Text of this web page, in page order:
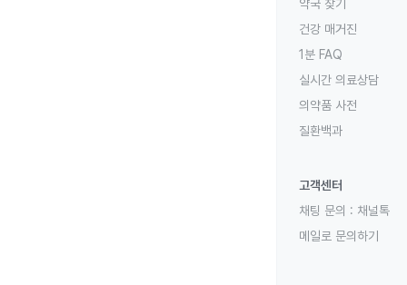
약국 찾기
건강 매거진
1분 FAQ
실시간 의료상담
의약품 사전
질환백과
고객센터
채팅 문의 : 채널톡
메일로 문의하기